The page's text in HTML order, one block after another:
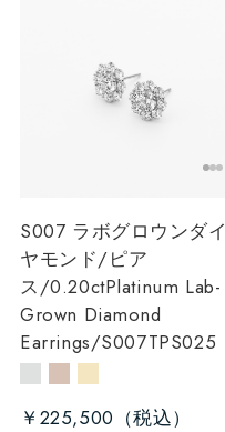
S007 ラボグロウンダイ
ヤモンド/ピア
ス/0.20ctPlatinum Lab-
Grown Diamond
Earrings/S007TPS025
￥225,500